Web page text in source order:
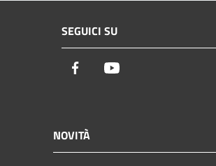
SEGUICI SU
Facebook
NOVITÀ